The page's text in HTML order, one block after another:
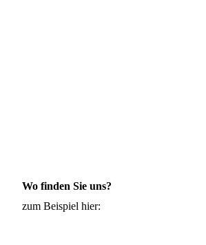
Wo finden Sie uns?
zum Beispiel hier: